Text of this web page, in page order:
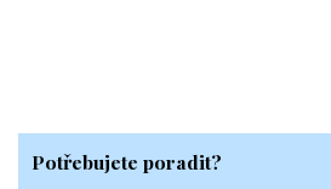
Potřebujete poradit?